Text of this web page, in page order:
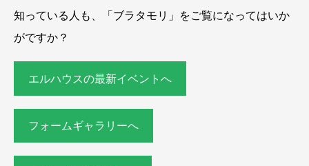
知っている人も、「ブラタモリ」をご覧になってはいか
がですか？
エルハウスの最新イベントへ
フォームギャラリーへ